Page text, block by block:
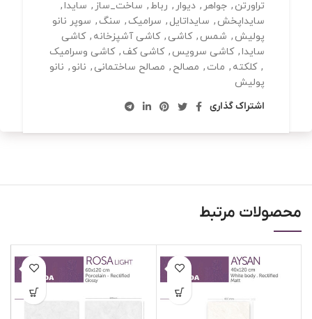
تراورتن , جواهر , دیوار , رباط, ساخت_ساز , سایدا,
سایداپخش , سایداتایل , سرامیک , سنگ , سوپر نانو
پولیش , شمس , کاشی , کاشی آشپزخانه , کاشی
سایدا, کاشی سرویس , کاشی کف , کاشی وسرامیک
, کلکته , مات , مصالح , مصالح ساختمانی , نانو , نانو
پولیش
اشتراک گذاری
محصولات مرتبط